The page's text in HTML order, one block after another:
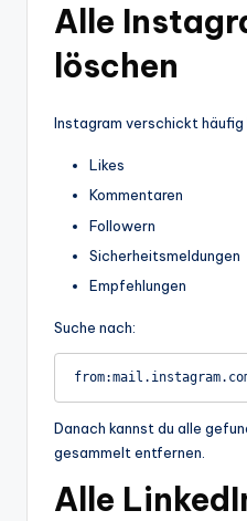
Alle
löschen
Instagram verschickt häufig
Likes
Kommentaren
Followern
Sicherheitsmeldungen
Empfehlungen
Suche nach:
Danach kannst du alle
gesammelt entfernen.
Alle